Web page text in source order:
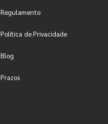
Regulamento
Política de Privacidade
Blog
Prazos